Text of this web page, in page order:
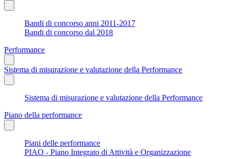
Bandi di concorso anni 2011-2017
Bandi di concorso dal 2018
Performance
Sistema di misurazione e valutazione della Performance
Sistema di misurazione e valutazione della Performance
Piano della performance
Piani delle performance
PIAO - Piano Integrato di Attività e Organizzazione